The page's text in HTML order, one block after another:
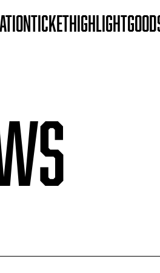
TICKETHIGHLIGHT